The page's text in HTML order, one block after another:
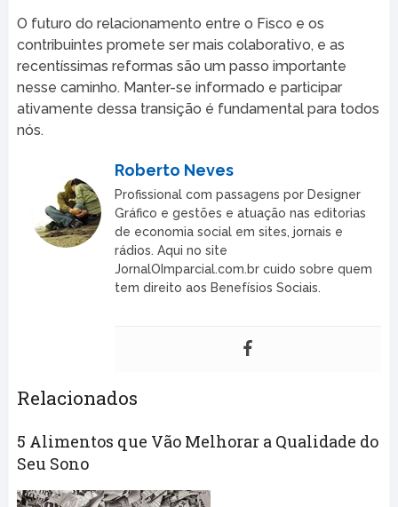
O futuro do relacionamento entre o Fisco e os
contribuintes promete ser mais colaborativo, e as
recentíssimas reformas são um passo importante
nesse caminho. Manter-se informado e participar
ativamente dessa transição é fundamental para todos
nós.
Roberto Neves
Profissional com passagens por Designer
Gráfico e gestões e atuação nas editorias
de economia social em sites, jornais e
rádios. Aqui no site
JornalOImparcial.com.br cuido sobre quem
tem direito aos Benefísios Sociais.
Relacionados
5 Alimentos que Vão Melhorar a Qualidade do
Seu Sono